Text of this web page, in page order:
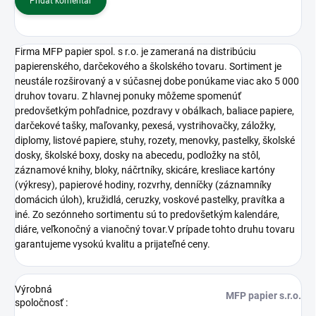
Firma MFP papier spol. s r.o. je zameraná na distribúciu
papierenského, darčekového a školského tovaru. Sortiment je
neustále rozširovaný a v súčasnej dobe ponúkame viac ako 5 000
druhov tovaru. Z hlavnej ponuky môžeme spomenúť
predovšetkým pohľadnice, pozdravy v obálkach, baliace papiere,
darčekové tašky, maľovanky, pexesá, vystrihovačky, záložky,
diplomy, listové papiere, stuhy, rozety, menovky, pastelky, školské
dosky, školské boxy, dosky na abecedu, podložky na stôl,
záznamové knihy, bloky, náčrtníky, skicáre, kresliace kartóny
(výkresy), papierové hodiny, rozvrhy, denníčky (záznamníky
domácich úloh), kružidlá, ceruzky, voskové pastelky, pravítka a
iné. Zo sezónneho sortimentu sú to predovšetkým kalendáre,
diáre, veľkonočný a vianočný tovar.V prípade tohto druhu tovaru
garantujeme vysokú kvalitu a prijateľné ceny.
Výrobná
spoločnosť:
MFP papier s.r.o.